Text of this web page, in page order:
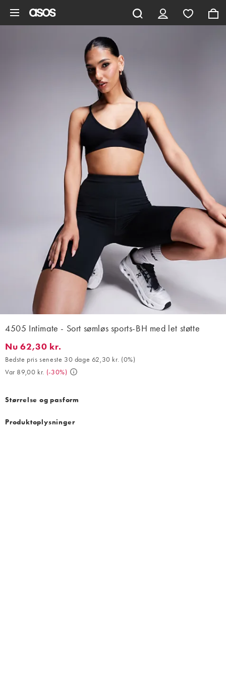
4505 Intimate - Sort sømløs sports-BH med let støtte
Nu 62,30 kr.. Bedste pris seneste 30 dage 62,30 kr. (0%). Var
Nu 62,30 kr.
Bedste pris seneste 30 dage 62,30 kr. (0%)
Var 89,00 kr. (-30%)
Størrelse og pasform
Produktoplysninger